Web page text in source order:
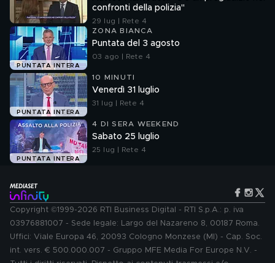
confronti della polizia"
29 lug | Rete 4
PUNTATA INTERA
ZONA BIANCA
Puntata del 3 agosto
03 ago | Rete 4
PUNTATA INTERA
10 MINUTI
Venerdì 31 luglio
31 lug | Rete 4
PUNTATA INTERA
4 DI SERA WEEKEND
Sabato 25 luglio
25 lug | Rete 4
Copyright ©1999-2026 RTI Business Digital - RTI S.p.A.: p. iva
03976881007 - Sede legale: Largo del Nazareno 8, 00187 Roma.
Uffici: Viale Europa 46, 20093 Cologno Monzese (MI) - Cap. Soc.
int. vers. € 500.000.007 - Gruppo MFE Media For Europe N.V. -